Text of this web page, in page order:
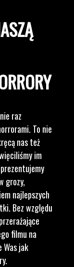
raz
To nie
nas też
im
grozy,
najlepszych
Bez względu
filmu na
Was jak